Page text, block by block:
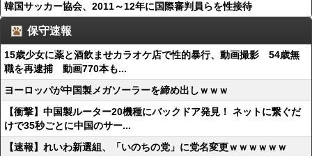
韓国サッカー協会、2011～12年に国際審判員らを性接待
保守速報
15歳少女に薬と酒飲ませカラオケ店で性的暴行、動画撮影 54歳無
職を再逮捕 動画770本も...
ヨーロッパが中国製メガソーラーを締め出しｗｗｗ
【衝撃】中国製ルーター20機種にバックドア発見！ ネットに繋ぐだ
けで35秒ごとに中国のサー...
【速報】れいわ新選組、「いのちの党」に党名変更ｗｗｗｗｗｗ